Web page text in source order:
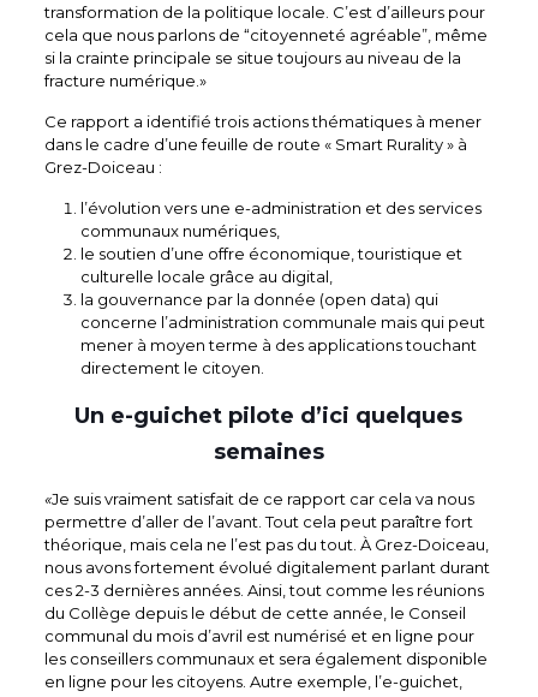
transformation de la politique locale. C’est d’ailleurs pour
cela que nous parlons de “citoyenneté agréable”, même
si la crainte principale se situe toujours au niveau de la
fracture numérique.»
Ce rapport a identifié trois actions thématiques à mener
dans le cadre d’une feuille de route « Smart Rurality » à
Grez-Doiceau :
l’évolution vers une e-administration et des services
communaux numériques,
le soutien d’une offre économique, touristique et
culturelle locale grâce au digital,
la gouvernance par la donnée (open data) qui
concerne l’administration communale mais qui peut
mener à moyen terme à des applications touchant
directement le citoyen.
Un e-guichet pilote d’ici quelques
semaines
«Je suis vraiment satisfait de ce rapport car cela va nous
permettre d’aller de l’avant. Tout cela peut paraître fort
théorique, mais cela ne l’est pas du tout. À Grez-Doiceau,
nous avons fortement évolué digitalement parlant durant
ces 2-3 dernières années. Ainsi, tout comme les réunions
du Collège depuis le début de cette année, le Conseil
communal du mois d’avril est numérisé et en ligne pour
les conseillers communaux et sera également disponible
en ligne pour les citoyens. Autre exemple, l’e-guichet,